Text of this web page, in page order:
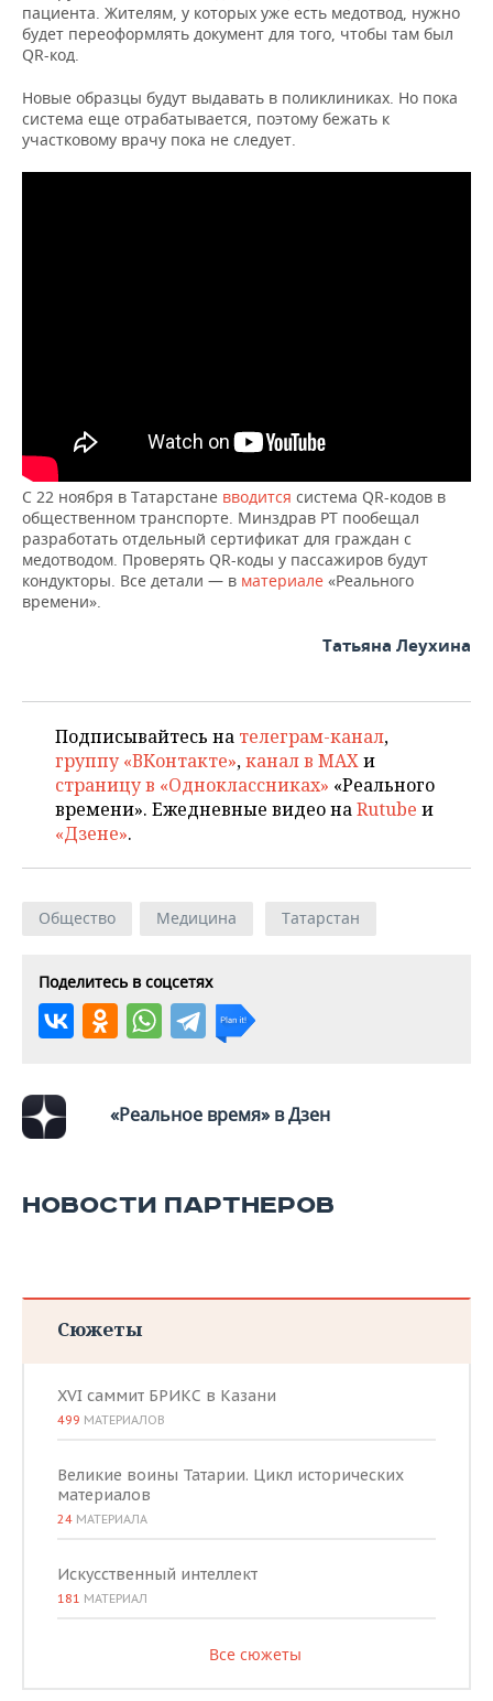
ОТКРЫТАЯ ЛЕКЦИЯ
БАСКЕТБОЛ
ВОЛЕЙБОЛ
КИБЕРСПОРТ
ФИГУРНОЕ КАТАНИЕ
ИНФРАСТРУКТУРА
ИСТОРИЯ
КУЛЬТУРА
МЕДИЦИНА
СПРАВОЧНИК
СПИСОК ПЕРСОН
СПИСОК КОМПАНИЙ
пациента. Жителям, у которых уже есть медотвод, нужно
будет переоформлять документ для того, чтобы там был
QR-код.
Новые образцы будут выдавать в поликлиниках. Но пока
система еще отрабатывается, поэтому бежать к
участковому врачу пока не следует.
С 22 ноября в Татарстане вводится система QR-кодов в
общественном транспорте. Минздрав РТ пообещал
разработать отдельный сертификат для граждан с
медотводом. Проверять QR-коды у пассажиров будут
кондукторы. Все детали — в материале «Реального
времени».
Татьяна Леухина
Подписывайтесь на телеграм-канал,
группу «ВКонтакте»,канал в MAXи
страницу в «Одноклассниках» «Реального
времени». Ежедневные видео наRutube и
«Дзене».
Общество Медицина Татарстан
Поделитесь в соцсетях
«Реальное время» в Дзен
НОВОСТИ ПАРТНЕРОВ
Сюжеты
XVI саммит БРИКС в Казани
499 МАТЕРИАЛОВ
Великие воины Татарии. Цикл исторических
материалов
24 МАТЕРИАЛА
Искусственный интеллект
181 МАТЕРИАЛ
Все сюжеты